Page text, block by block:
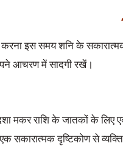
करना इस समय शनि के
आचरण में सादगी रखें।
मकर राशि के जातकों के
सकारात्मक दृष्टिकोण से